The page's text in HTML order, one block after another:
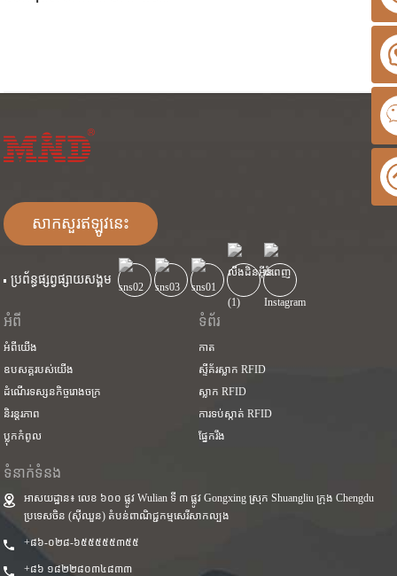
សាកសួរឥឡូវនេះ
ប្រព័ន្ធផ្សព្វផ្សាយសង្គម
អំពី
អំពីយើង
ឧបសគ្គរបស់យើង
ដំណើរទស្សនកិច្ចរោងចក្រ
និរន្តរភាព
ប្លុក​កំពូល
ទំព័រ
កាត
ស្ទីគ័រស្លាក RFID
ស្លាក RFID
ការទប់ស្កាត់ RFID
ផ្នែករឹង
ទំនាក់ទំនង
អាសយដ្ឋាន៖ លេខ ៦០០ ផ្លូវ Wulian ទី ៣ ផ្លូវ Gongxing ស្រុក Shuangliu ក្រុង Chengdu
ប្រទេសចិន (ស៊ីឈួន) តំបន់ពាណិជ្ជកម្មសេរីសាកល្បង
+៨៦-០២៨-៦៥៥៥៥៥៣៥៥
+៨៦ ១៨២២៨០៣៤៨៣៣